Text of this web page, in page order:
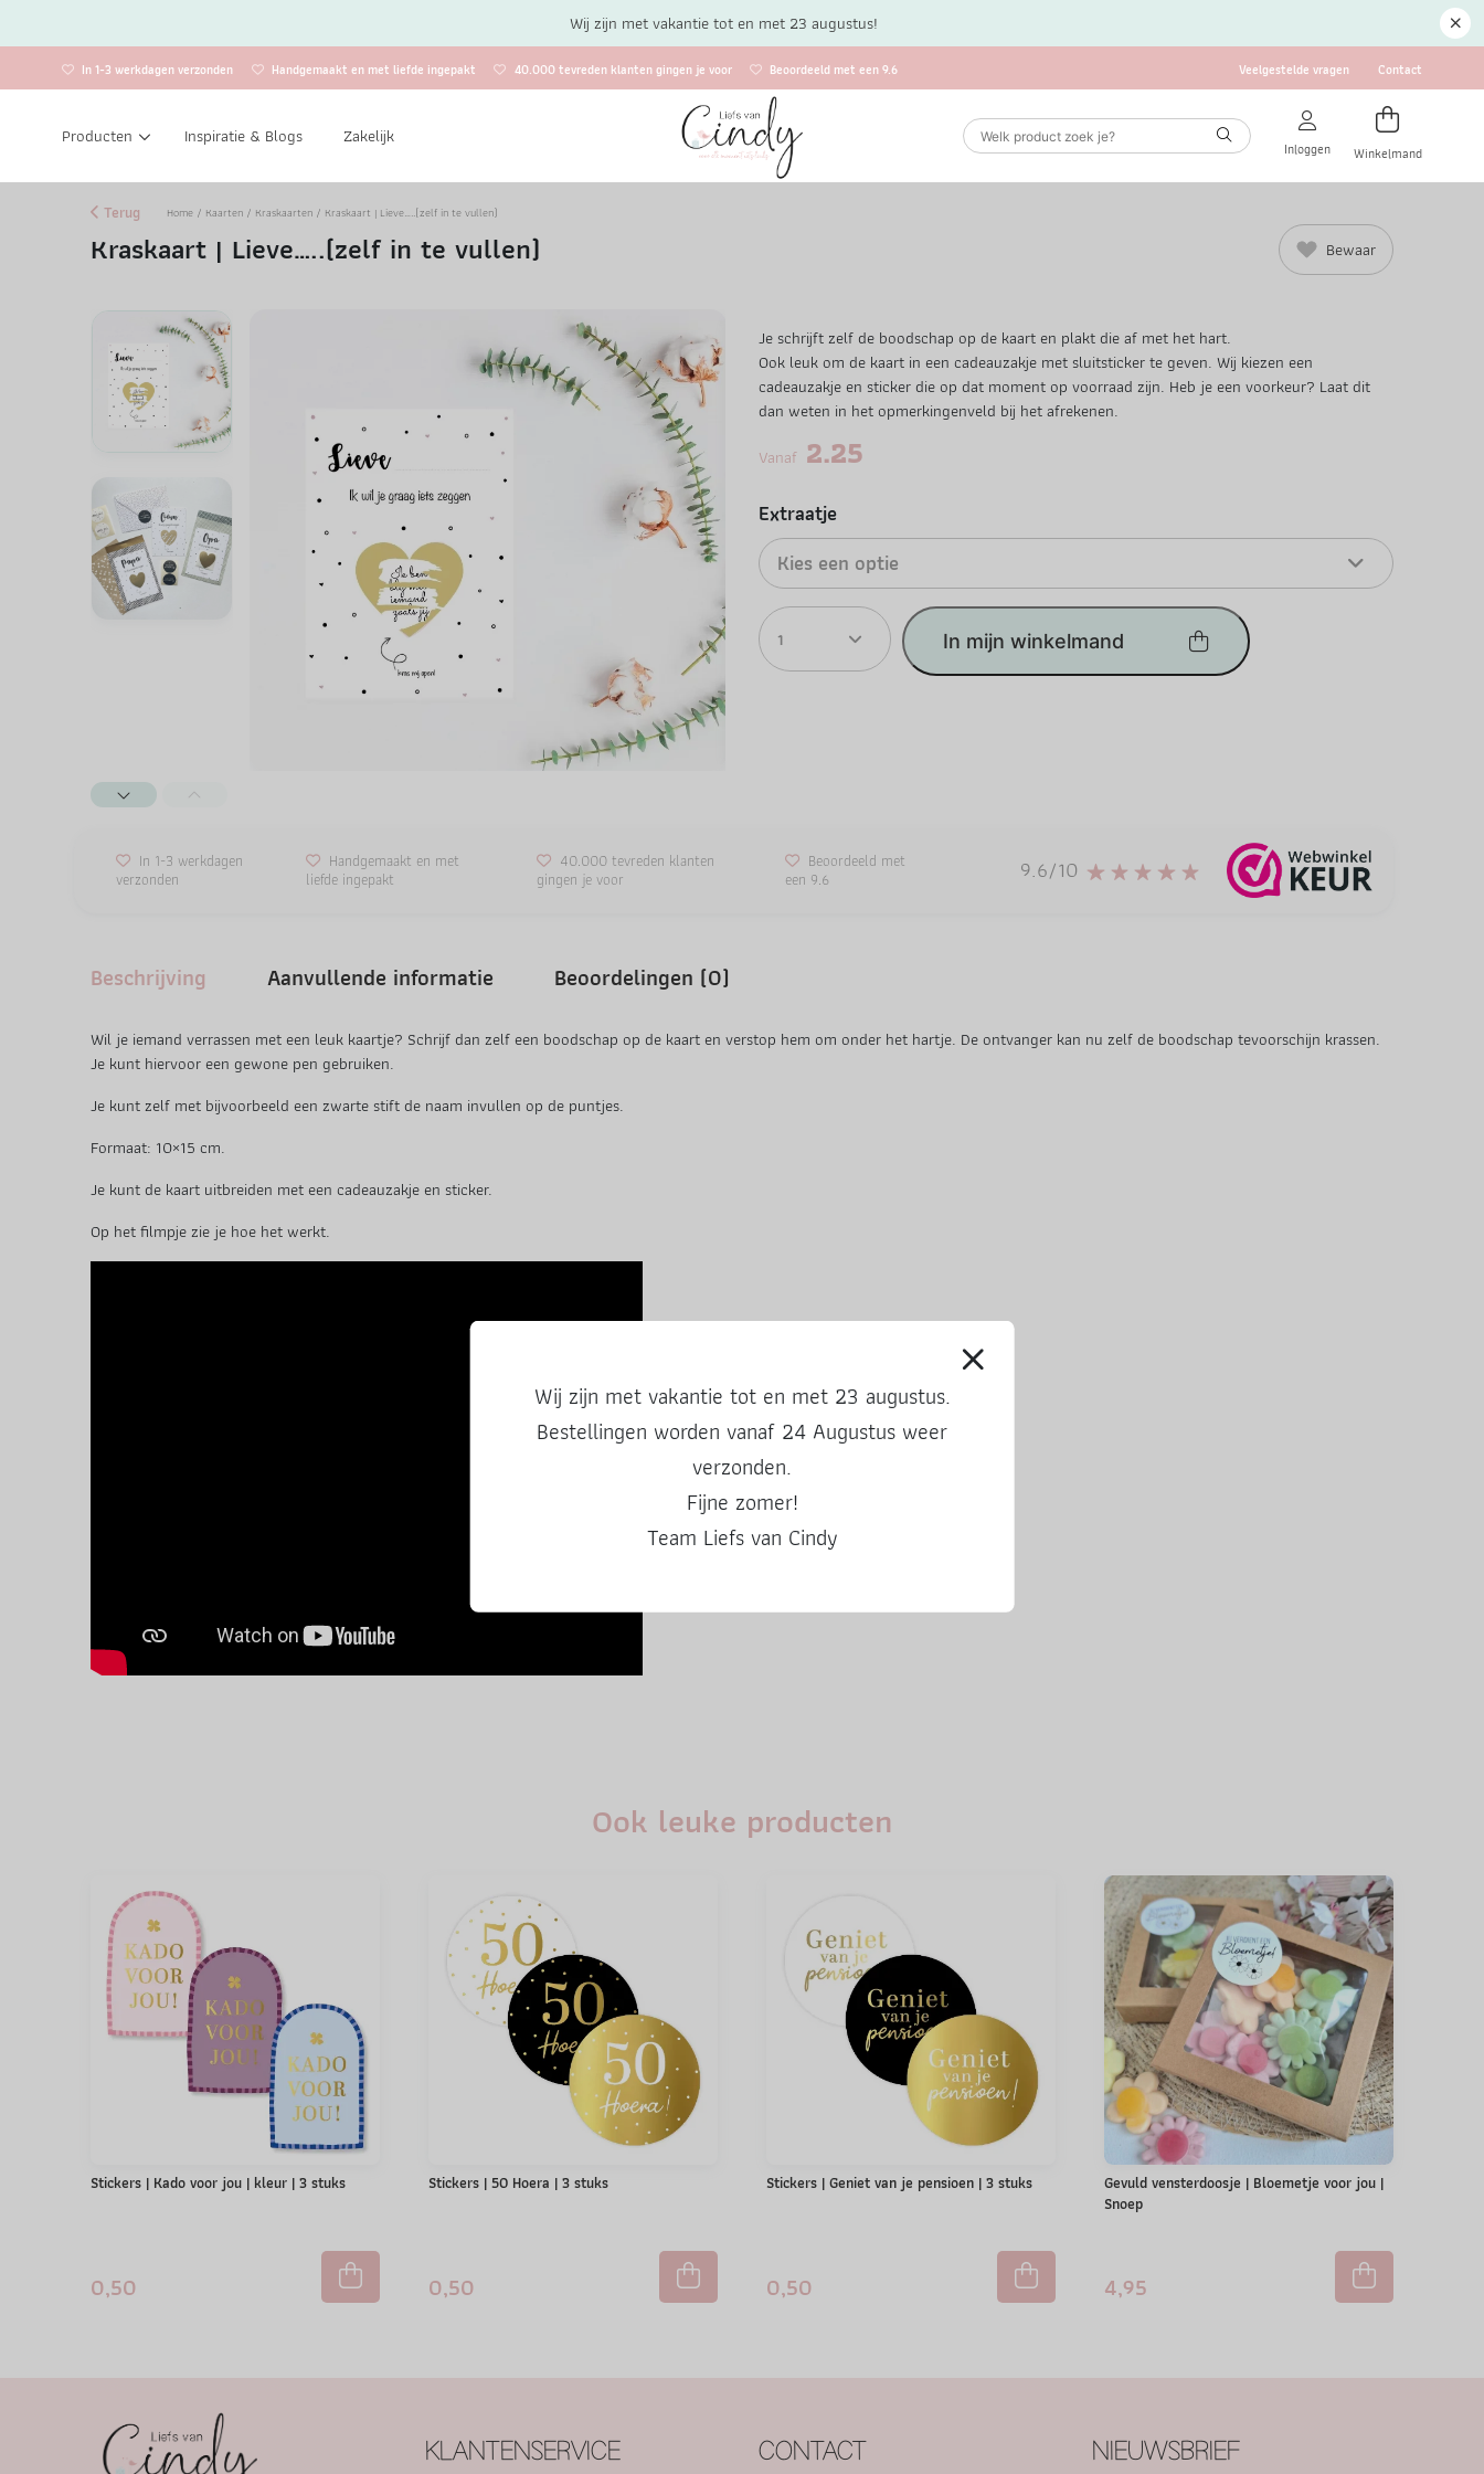
In 1-3 werkdagen verzonden Handgemaakt en met liefde ingepakt 40.000 tevreden klanten gingen je voor Beoordeeld met een 9.6 Veelgestelde vragen Contact
Producten Inspiratie & Blogs Zakelijk Inloggen Winkelmand
Terug Home / Kaarten / Kraskaarten / Kraskaart | Lieve…..(zelf in te vullen)
Kraskaart | Lieve…..(zelf in te vullen) Bewaar
Je schrijft zelf de boodschap op de kaart en plakt die af met het hart.
Ook leuk om de kaart in een cadeauzakje met sluitsticker te geven. Wij kiezen een
cadeauzakje en sticker die op dat moment op voorraad zijn. Heb je een voorkeur? Laat dit
dan weten in het opmerkingenveld bij het afrekenen.
Vanaf 2.25
Extraatje
Kies een optie
1 In mijn winkelmand
In 1-3 werkdagen
verzonden
Handgemaakt en met
liefde ingepakt
40.000 tevreden klanten
gingen je voor
Beoordeeld met
een 9.6
9.6/10
Beschrijving Aanvullende informatie Beoordelingen (0)
Wil je iemand verrassen met een leuk kaartje? Schrijf dan zelf een boodschap op de kaart en verstop hem om onder het hartje. De ontvanger kan nu zelf de boodschap tevoorschijn krassen.
Je kunt hiervoor een gewone pen gebruiken.
Je kunt zelf met bijvoorbeeld een zwarte stift de naam invullen op de puntjes.
Formaat: 10×15 cm.
Je kunt de kaart uitbreiden met een cadeauzakje en sticker.
Op het filmpje zie je hoe het werkt.
Ook leuke producten
Stickers | Kado voor jou | kleur | 3 stuks
0,50
Stickers | 50 Hoera | 3 stuks
0,50
Stickers | Geniet van je pensioen | 3 stuks
0,50
Gevuld vensterdoosje | Bloemetje voor jou |
Snoep
4,95
Wij zijn met vakantie tot en met 23 augustus!
Wij zijn met vakantie tot en met 23 augustus.
Bestellingen worden vanaf 24 Augustus weer
verzonden.
Fijne zomer!
Team Liefs van Cindy
KLANTENSERVICE CONTACT NIEUWSBRIEF